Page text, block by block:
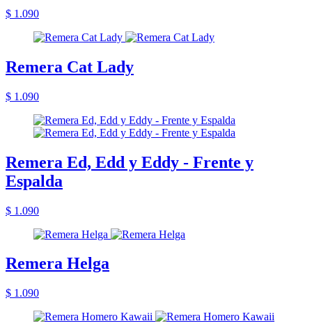
$ 1.090
Remera Cat Lady
$ 1.090
Remera Ed, Edd y Eddy - Frente y
Espalda
$ 1.090
Remera Helga
$ 1.090